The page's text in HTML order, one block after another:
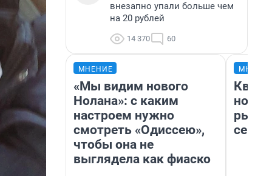
внезапно упали больше чем
на 20 рублей
14 370 60
МНЕНИЕ
«Мы видим нового
Нолана»: с каким
настроем нужно
смотреть «Одиссею»,
чтобы она не
выглядела как фиаско
но